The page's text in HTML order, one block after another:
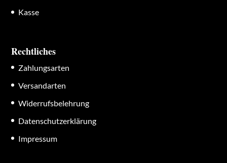
Kasse
Rechtliches
Zahlungsarten
Versandarten
Widerrufsbelehrung
Datenschutzerklärung
Impressum